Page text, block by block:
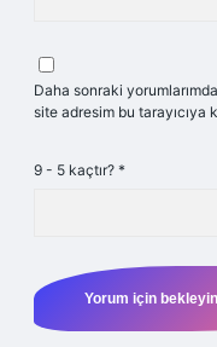
Daha sonraki
site adresim bu tarayıcıya
9 - 5 kaçtır? *